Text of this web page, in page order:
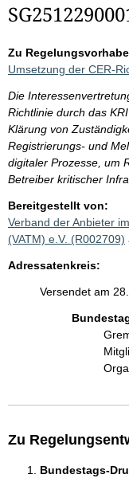
Zu
Umsetzung der CER-
Die
Richtlinie durch das
Klärung von
Registrierungs- und
digitaler Prozesse, um
Betreiber kritischer
Bereitgestellt von:
Verband der Anbieter
(VATM) e.V. (R002709)
Adressatenkreis:
Versendet am
Zu
Bundestags-